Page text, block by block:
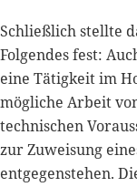
Schließlich stellte
Folgendes fest:
eine Tätigkeit im
mögliche Arbeit
technischen
zur Zuweisung
entgegenstehen.